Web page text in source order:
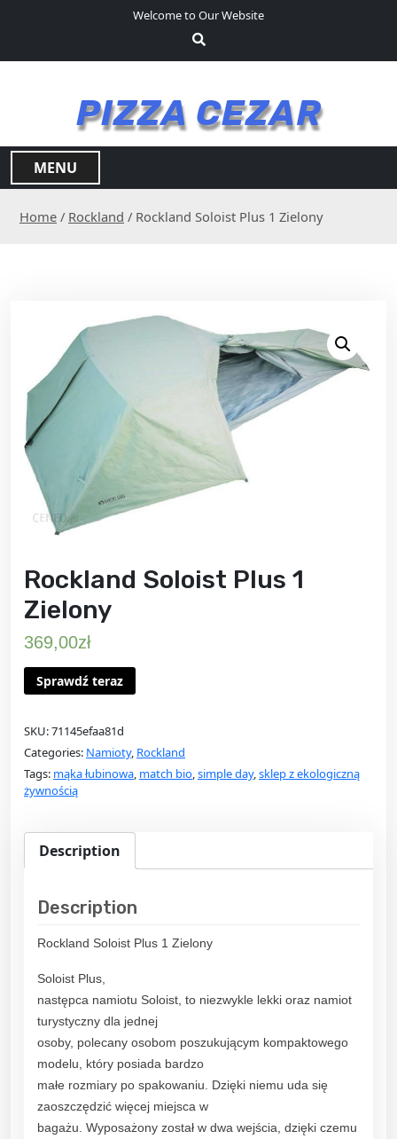
Welcome to Our Website
PIZZA CEZAR
MENU
Home / Rockland / Rockland Soloist Plus 1 Zielony
Rockland Soloist Plus 1
Zielony
369,00zł
Sprawdź teraz
SKU:71145efaa81d
Categories: Namioty, Rockland
Tags: mąka łubinowa, match bio,simple day,sklep z ekologiczną
żywnością
Description
Description
Rockland Soloist Plus 1 Zielony
Soloist Plus,
następca namiotu Soloist, to niezwykle lekki oraz namiot
turystyczny dla jednej
osoby, polecany osobom poszukującym kompaktowego
modelu, który posiada bardzo
małe rozmiary po spakowaniu. Dzięki niemu uda się
zaoszczędzić więcej miejsca w
bagażu. Wyposażony został w dwa wejścia, dzięki czemu